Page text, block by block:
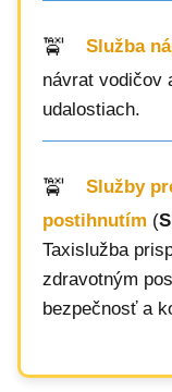
Služba
návrat vodičov
udalostiach.
Služby
postihnutím (
Taxislužba
zdravotným
bezpečnosť a